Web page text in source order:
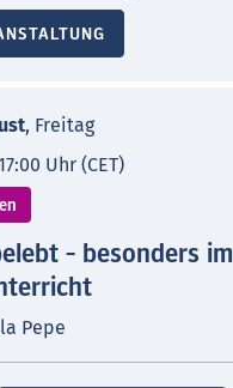
, Freitag
Uhr (CET)
- besonders im
Pepe